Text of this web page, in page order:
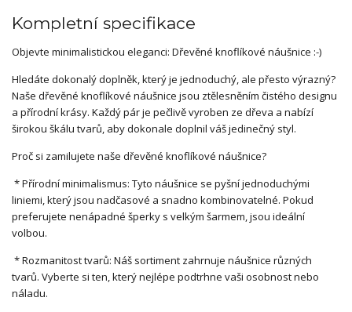
Kompletní specifikace
Objevte minimalistickou eleganci: Dřevěné knoflíkové náušnice :-)
Hledáte dokonalý doplněk, který je jednoduchý, ale přesto výrazný?
Naše dřevěné knoflíkové náušnice jsou ztělesněním čistého designu
a přírodní krásy. Každý pár je pečlivě vyroben ze dřeva a nabízí
širokou škálu tvarů, aby dokonale doplnil váš jedinečný styl.
Proč si zamilujete naše dřevěné knoflíkové náušnice?
* Přírodní minimalismus: Tyto náušnice se pyšní jednoduchými
liniemi, který jsou nadčasové a snadno kombinovatelné. Pokud
preferujete nenápadné šperky s velkým šarmem, jsou ideální
volbou.
* Rozmanitost tvarů: Náš sortiment zahrnuje náušnice různých
tvarů. Vyberte si ten, který nejlépe podtrhne vaši osobnost nebo
náladu.